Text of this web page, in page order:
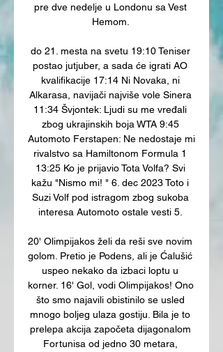
pre dve nedelje u Londonu sa Vest
Hemom.
do 21. mesta na svetu 19:10 Teniser
postao jutjuber, a sada će igrati AO
kvalifikacije 17:14 Ni Novaka, ni
Alkarasa, navijači najviše vole Sinera
11:34 Švjontek: Ljudi su me vređali
zbog ukrajinskih boja WTA 9:45
Automoto Ferstapen: Ne nedostaje mi
rivalstvo sa Hamiltonom Formula 1
13:25 Ko je prijavio Tota Volfa? Svi
kažu "Nismo mi! " 6. dec 2023 Toto i
Suzi Volf pod istragom zbog sukoba
interesa Automoto ostale vesti 5.
20' Olimpijakos želi da reši sve novim
golom. Pretio je Podens, ali je Ćalušić
uspeo nekako da izbaci loptu u
korner. 16' Gol, vodi Olimpijakos! Ono
što smo najavili obistinilo se usled
mnogo boljeg ulaza gostiju. Bila je to
prelepa akcija započeta dijagonalom
Fortunisa od jedno 30 metara,